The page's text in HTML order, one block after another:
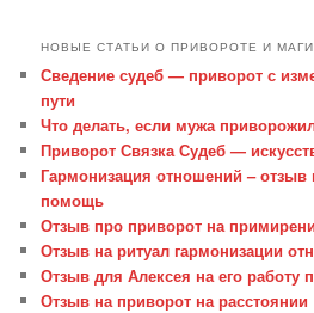
НОВЫЕ СТАТЬИ О ПРИВОРОТЕ И
Сведение судеб — приворот с
пути
Что делать, если мужа
Приворот Связка Судеб —
Гармонизация отношений – отзыв
помощь
Отзыв про приворот на
Отзыв на ритуал гармонизации
Отзыв для Алексея на его работу
Отзыв на приворот на расстоянии